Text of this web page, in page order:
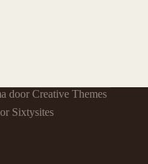
door Creative Themes
Sixtysites